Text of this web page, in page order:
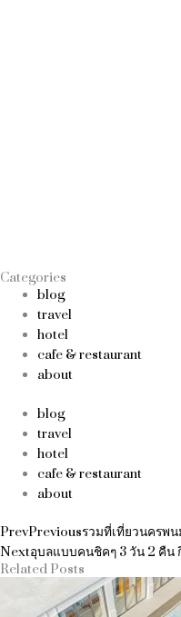
Categories
blog
travel
hotel
cafe & restaurant
about
blog
travel
hotel
cafe & restaurant
about
PrevPreviousรวมที่เที่ยวนครพน
Nextอุบลแบบคนชิคๆ 3 วัน 2 คืน
Related Posts